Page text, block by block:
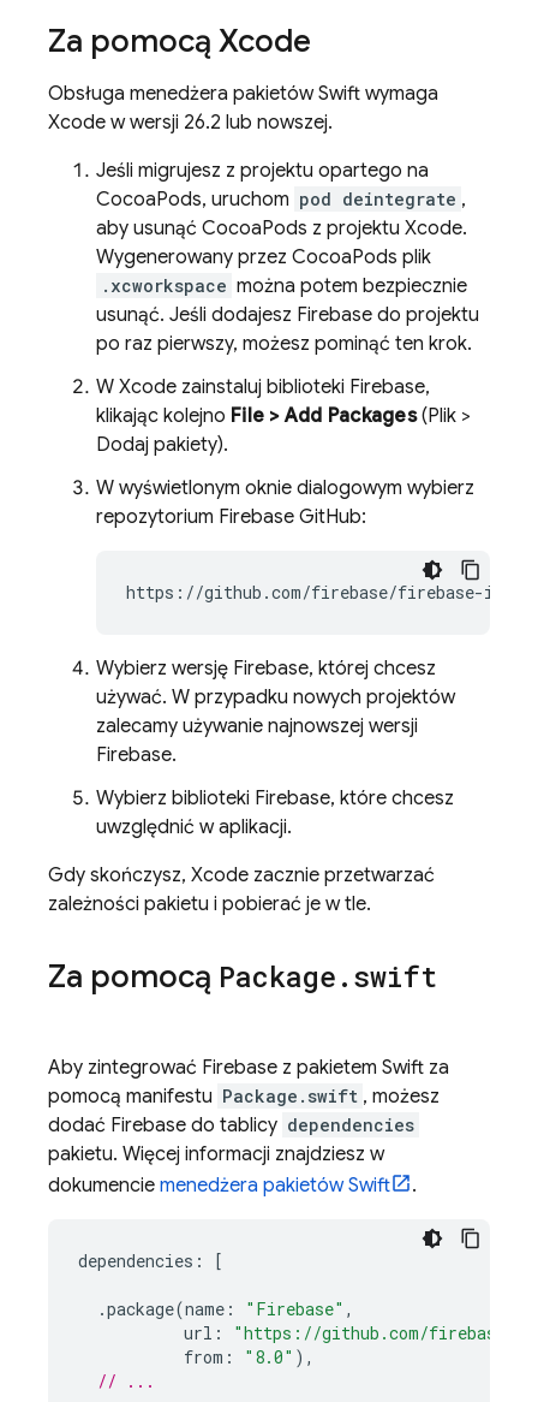
Za pomocą Xcode
Obsługa menedżera pakietów Swift wymaga
Xcode w wersji 26.2 lub nowszej.
Jeśli migrujesz z projektu opartego na
CocoaPods, uruchom pod deintegrate ,
aby usunąć CocoaPods z projektu Xcode.
Wygenerowany przez CocoaPods plik
.xcworkspace można potem bezpiecznie
usunąć. Jeśli dodajesz Firebase do projektu
po raz pierwszy, możesz pominąć ten krok.
W Xcode zainstaluj biblioteki Firebase,
klikając kolejno File > Add Packages(Plik >
Dodaj pakiety).
W wyświetlonym oknie dialogowym wybierz
repozytorium Firebase GitHub:
Wybierz wersję Firebase, której chcesz
używać. W przypadku nowych projektów
zalecamy używanie najnowszej wersji
Firebase.
Wybierz biblioteki Firebase, które chcesz
uwzględnić w aplikacji.
Gdy skończysz, Xcode zacznie przetwarzać
zależności pakietu i pobierać je w tle.
Za pomocą Package.swift
Aby zintegrować Firebase z pakietem Swift za
pomocą manifestu Package.swift , możesz
dodać Firebase do tablicy dependencies
pakietu. Więcej informacji znajdziesz w
dokumencie menedżera pakietów Swift .
dependencies : [
.package(name : "Firebase" ,
url :
"https://github.com/firebase/
from : "8.0" ),
// ...